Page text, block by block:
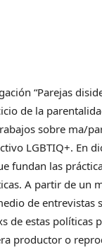
“Parejas
de la
sobre ma/
LGBTIQ+. En
fundan las
A partir de un
de entrevistas
de estas políticas
productor o